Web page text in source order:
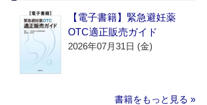
【電子書籍】緊急避妊薬
OTC適正販売ガイド
2026年07月31日 (金)
書籍をもっと見る »